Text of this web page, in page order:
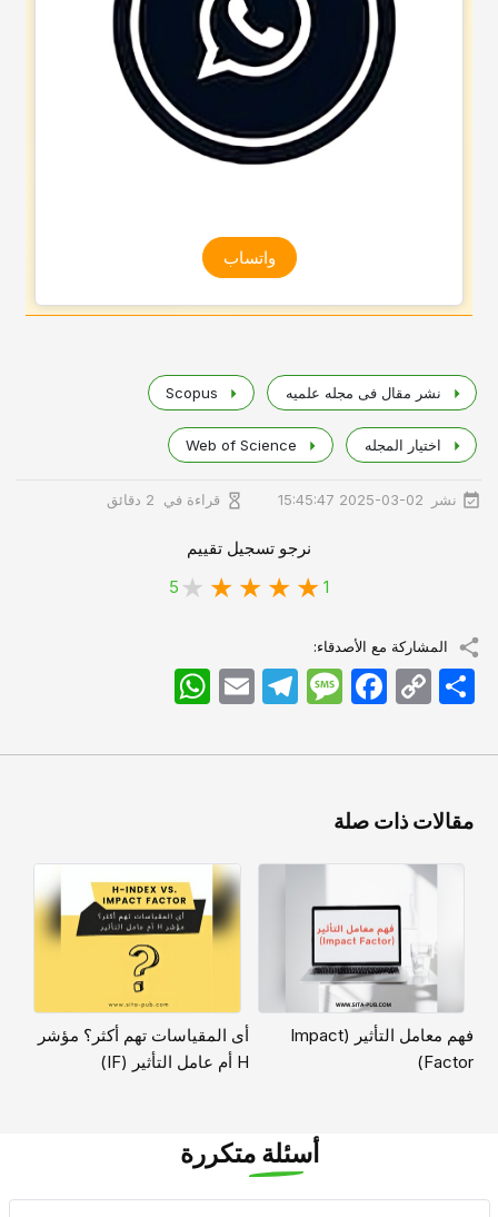
واتساب
نشر مقال فی مجله علمیه
اختیار المجله
نشر 2025-03-02 15:45:47 قراءة في 2 دقائق
نرجو تسجيل تقييم
1
5
المشاركة مع الأصدقاء:
WhatsApp Email
TelegramMessageFacebook Copy
Link
اشتراک
مقالات ذات صلة
فهم معامل التأثیر (Impact
Factor)
أی المقیاسات تهم أکثر؟ مؤشر
H أم عامل التأثیر (IF)
أسئلة متكررة